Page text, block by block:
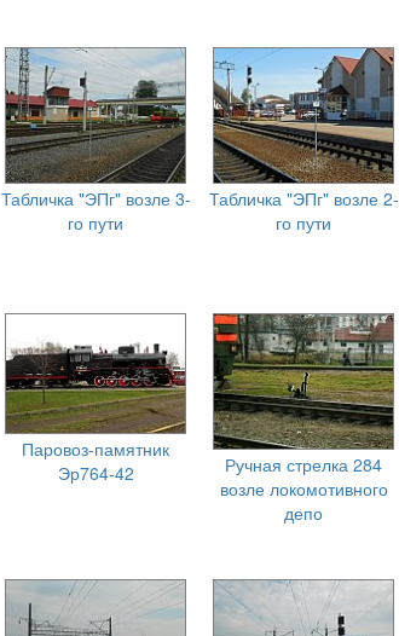
Табличка "ЭПг" возле 3-
го пути
Табличка "ЭПг" возле 2-
го пути
Паровоз-памятник
Эр764-42
Ручная стрелка 284
возле локомотивного
депо